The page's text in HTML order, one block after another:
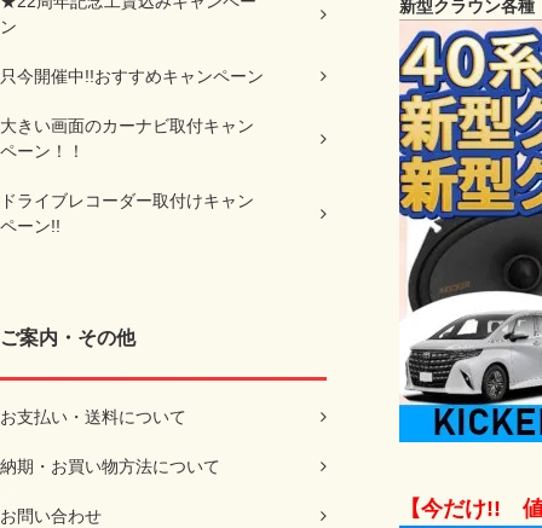
ン
只今開催中!!おすすめキャンペーン
大きい画面のカーナビ取付キャン
ペーン！！
ドライブレコーダー取付けキャン
ペーン!!
ご案内・その他
お支払い・送料について
納期・お買い物方法について
お問い合わせ
新型クラウン各
【今だけ!!